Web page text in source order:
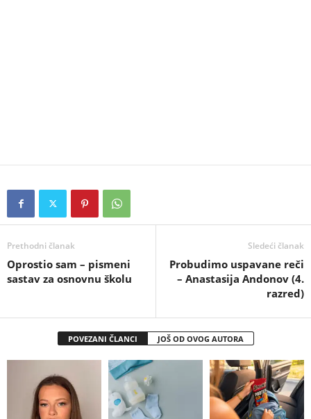
Prethodni članak
Oprostio sam – pismeni
sastav za osnovnu školu
Sledeći članak
Probudimo uspavane reči
– Anastasija Andonov (4.
razred)
POVEZANI ČLANCI JOŠ OD OVOG AUTORA